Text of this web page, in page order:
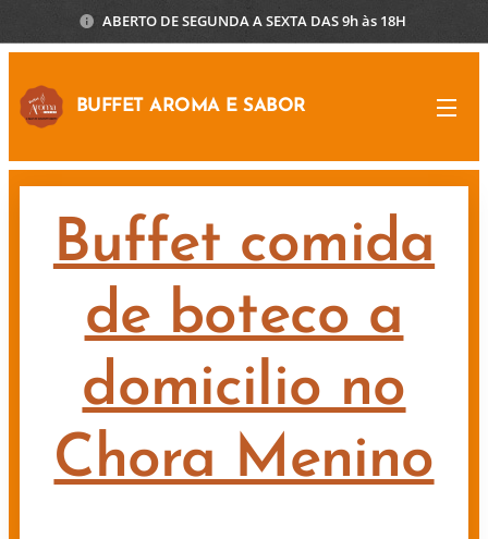
ABERTO DE SEGUNDA A SEXTA DAS 9h às 18H
BUFFET AROMA E SABOR
Buffet comida
de boteco a
domicilio no
Chora Menino